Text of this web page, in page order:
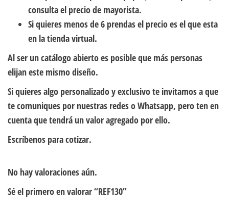
consulta el precio de mayorista.
Si quieres menos de 6 prendas el precio es el que esta
en la tienda virtual.
Al ser un catálogo abierto es posible que más personas
elijan este mismo diseño.
Si quieres algo personalizado y exclusivo te invitamos a que
te comuniques por nuestras redes o Whatsapp, pero ten en
cuenta que tendrá un valor agregado por ello.
Escríbenos para cotizar.
No hay valoraciones aún.
Sé el primero en valorar “REF130”